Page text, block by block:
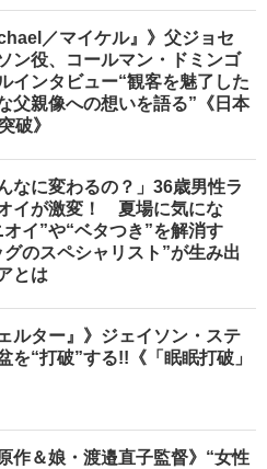
／マイケル』》父ジョセ
ン役、コールマン・ドミンゴ
インタビュー“観客を魅了した
父親像への想いを語る”《日本
破》
なに変わるの？」36歳男性ラ
イが激変！ 夏場に気にな
イ”や“ベタつき”を解消す
グのスペシャリスト”が生み出
とは
ルター』》ジェイソン・ステ
を“打破”する!!《「眠眠打破」
作＆娘・渡邉直子監督》“女性